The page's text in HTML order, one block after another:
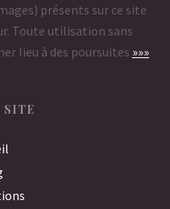
présents sur ce site
Toute utilisation sans
lieu à des poursuites »»»
SITE